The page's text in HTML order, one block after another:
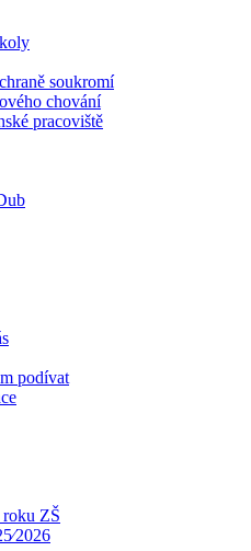
soukromí
chování
pracoviště
podívat
ZŠ